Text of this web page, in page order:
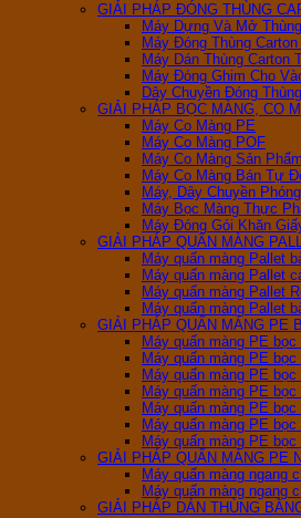
GIẢI PHÁP ĐÓNG THÙNG
Máy Dựng Và Mở
Máy Đóng Thùng
Máy Dán Thùng Carton
Máy Đóng Ghim Cho
Dây Chuyền Đóng
GIẢI PHÁP BỌC MÀNG, CO
Máy Co Màng PE
Máy Co Màng POF
Máy Co Màng Sản
Máy Co Màng Bán Tự
Máy, Dây Chuyền
Máy Bọc Màng Thực
Máy Đóng Gói Khăn
GIẢI PHÁP QUẤN MÀNG
Máy quấn màng Pallet
Máy quấn màng Pallet
Máy quấn màng Pallet
Máy quấn màng Pallet
GIẢI PHÁP QUẤN MÀNG PE
Máy quấn màng PE bọc
Máy quấn màng PE bọc
Máy quấn màng PE bọc
Máy quấn màng PE bọc
Máy quấn màng PE
Máy quấn màng PE bọc
Máy quấn màng PE bọc
GIẢI PHÁP QUẤN MÀNG PE
Máy quấn màng ngang
Máy quấn màng ngang
GIẢI PHÁP DÁN THÙNG